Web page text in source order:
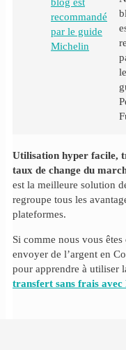
Utilisation hyper facile,
taux de change du
est la meilleure solution
regroupe tous les
plateformes.
Si comme nous vous
envoyer de l’argent en
pour apprendre à utiliser
transfert sans frais